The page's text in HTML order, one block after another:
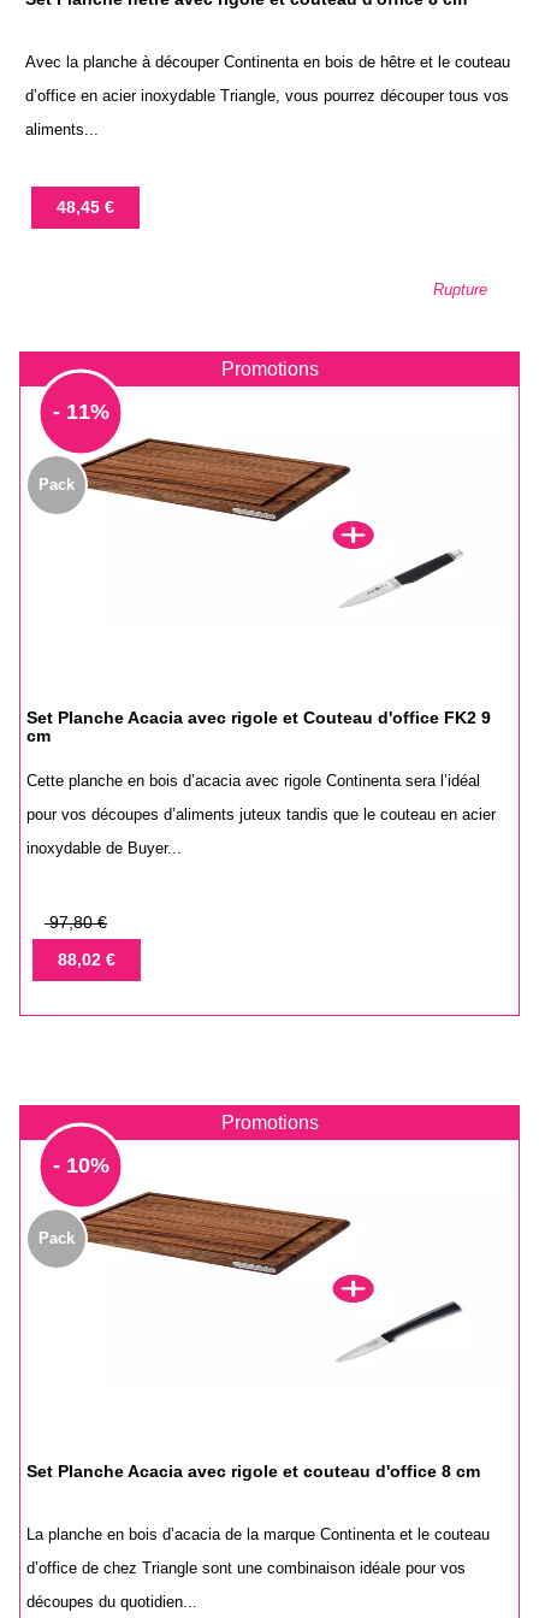
Avec la planche à découper Continenta en bois de hêtre et le couteau
d’office en acier inoxydable Triangle, vous pourrez découper tous vos
aliments...
Prix48,45 €
Rupture
Promotions
- 11%
Set Planche Acacia avec rigole et Couteau d'office FK2 9
cm
Cette planche en bois d’acacia avec rigole Continenta sera l’idéal
pour vos découpes d’aliments juteux tandis que le couteau en acier
inoxydable de Buyer...
Prix
base
97,80 €
Prix88,02 €
Pack
Promotions
- 10%
Set Planche Acacia avec rigole et couteau d'office 8 cm
La planche en bois d’acacia de la marque Continenta et le couteau
d’office de chez Triangle sont une combinaison idéale pour vos
découpes du quotidien...
Pack